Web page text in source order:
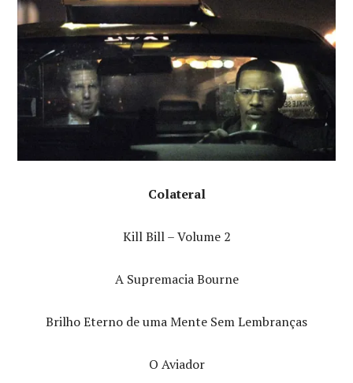
Colateral
Kill Bill – Volume 2
A Supremacia Bourne
Brilho Eterno de uma Mente Sem Lembranças
O Aviador